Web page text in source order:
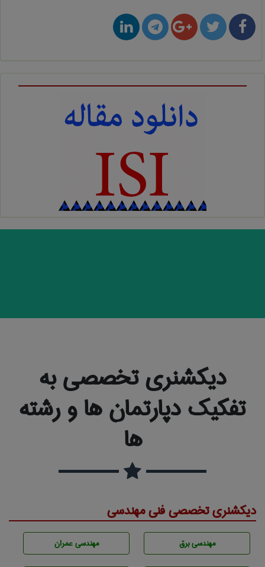
دیکشنری تخصصی به
تفکیک دپارتمان ها و رشته
ها
دیکشنری تخصصی فنی مهندسی
مهندسی برق مهندسی عمران